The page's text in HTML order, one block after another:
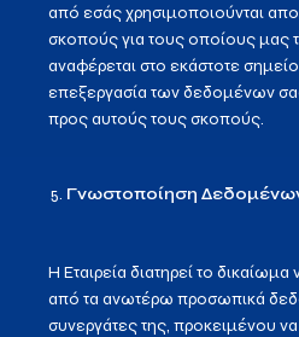
από εσάς χρησιμοποιούνται
σκοπούς για τους οποίους μας
αναφέρεται στο εκάστοτε
επεξεργασία των δεδομένων
προς αυτούς τους σκοπούς.
Γνωστοποίηση
Η Εταιρεία διατηρεί το
από τα ανωτέρω προσωπικά
συνεργάτες της, προκειμένου